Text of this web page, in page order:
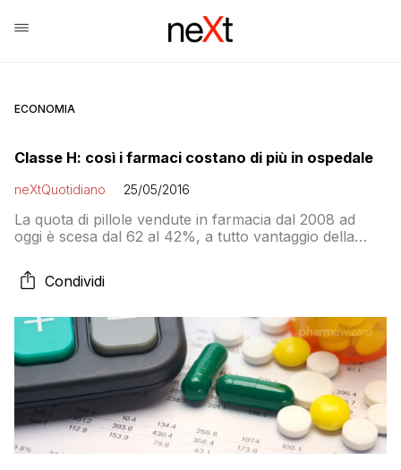
ECONOMIA
Classe H: così i farmaci costano di più in ospedale
neXtQuotidiano 25/05/2016
La quota di pillole vendute in farmacia dal 2008 ad
oggi è scesa dal 62 al 42%, a tutto vantaggio della
ricorrere alla trafila della visita specialistica con tanto
di super-ticket da 50 euro
Condividi